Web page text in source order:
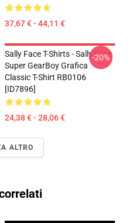
37,67 € - 44,11 €
Sally Face T-Shirts - Sally Face
Super GearBoy Grafica
Classic T-Shirt RB0106
[ID7896]
24,38 € - 28,06 €
-20%
ALTRO